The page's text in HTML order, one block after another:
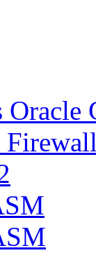
Oracle